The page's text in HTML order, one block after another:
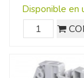
Disponible en